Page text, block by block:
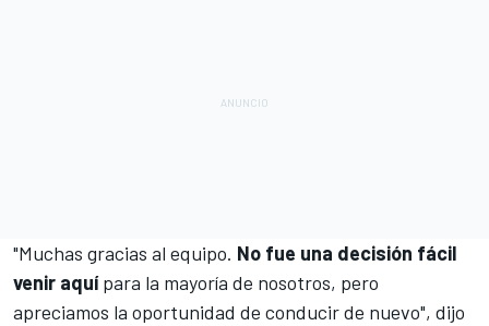
"Muchas gracias al equipo. No fue una decisión fácil
venir aquípara la mayoría de nosotros, pero
apreciamos la oportunidad de conducir de nuevo", dijo